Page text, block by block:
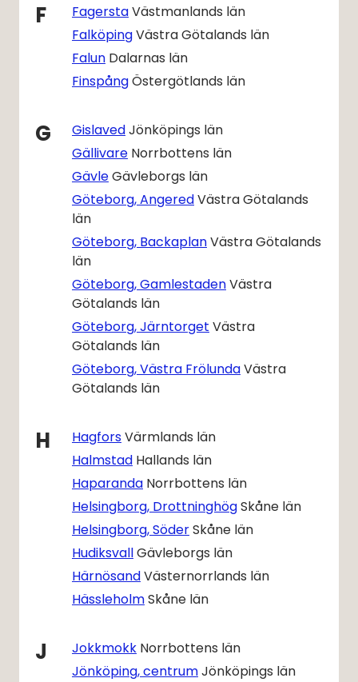
F FagerstaVästmanlands län
FalköpingVästra Götalands län
Falun Dalarnas län
FinspångÖstergötlands län
G GislavedJönköpings län
Gällivare Norrbottens län
GävleGävleborgs län
Göteborg, AngeredVästra Götalands
län
Göteborg, BackaplanVästra Götalands
län
Göteborg, GamlestadenVästra
Götalands län
Göteborg, Järntorget Västra
Götalands län
Göteborg, Västra FrölundaVästra
Götalands län
H HagforsVärmlands län
Halmstad Hallands län
Haparanda Norrbottens län
Helsingborg, DrottninghögSkåne län
Helsingborg, SöderSkåne län
HudiksvallGävleborgs län
HärnösandVästernorrlands län
HässleholmSkåne län
J Jokkmokk Norrbottens län
Jönköping, centrumJönköpings län